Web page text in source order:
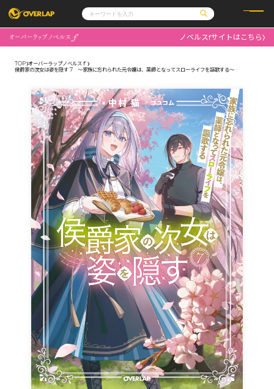
コミックガルド
コミッククリエ
LiQulle
ノベルス
ノベルスf
コミックエッセイ
ポケットモンスター
アニメ
ゲーム
OVERLAP STORE
オーバーラップ広報室
企業
会社概要
採用情報
アクセス
オーバーラップホールディングス
お問い合わせはこちら
オーバーラップ文庫
オーバーラップノベルス
オーバーラップノベルスf
ロサージュノベルス
コミックガルド
ノベルスfサイトはこちら
TOP オーバーラップノベルスｆ
侯爵家の次女は姿を隠す 7 ～家族に忘れられた元令嬢は、薬師となってスローライフを謳歌する～